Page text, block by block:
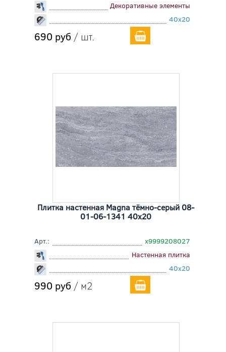
Декоративные элементы
40x20
690 руб / шт.
Плитка настенная Magna тёмно-серый 08-
01-06-1341 40x20
Арт.:
х9999208027
Настенная плитка
40x20
990 руб / м2